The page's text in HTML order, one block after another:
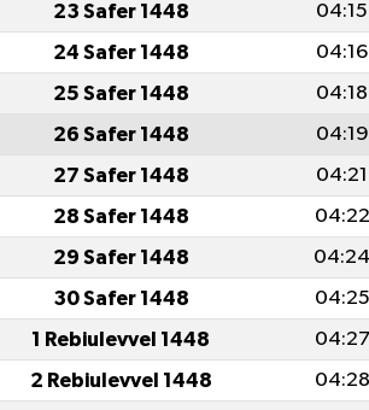
23 Safer 1448 04:15
24 Safer 1448 04:16
25 Safer 1448 04:18
26 Safer 1448 04:19
27 Safer 1448 04:21
28 Safer 1448 04:22
29 Safer 1448 04:24
30 Safer 1448 04:25
1 Rebiulevvel 1448 04:27
2 Rebiulevvel 1448 04:28